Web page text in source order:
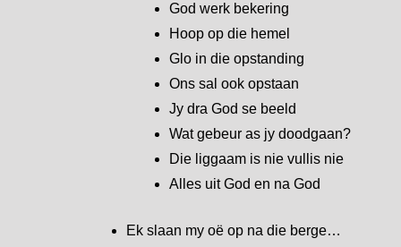
God werk bekering
Hoop op die hemel
Glo in die opstanding
Ons sal ook opstaan
Jy dra God se beeld
Wat gebeur as jy doodgaan?
Die liggaam is nie vullis nie
Alles uit God en na God
Ek slaan my oë op na die berge…